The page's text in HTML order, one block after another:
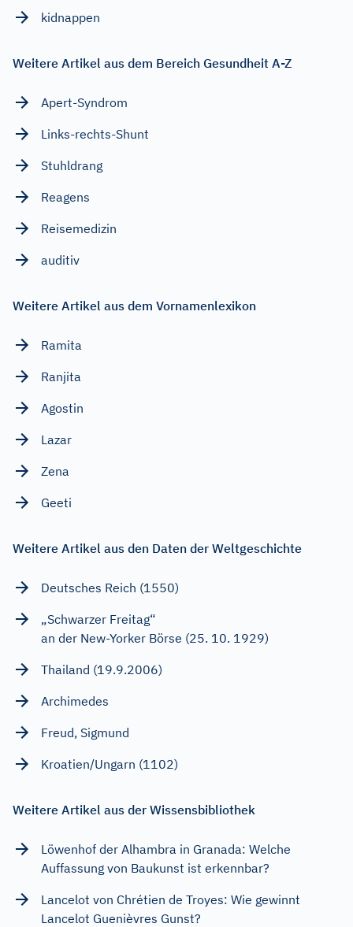
kidnappen
Weitere Artikel aus dem Bereich Gesundheit A-Z
Apert-Syndrom
Links-rechts-Shunt
Stuhldrang
Reagens
Reisemedizin
auditiv
Weitere Artikel aus dem Vornamenlexikon
Ramita
Ranjita
Agostin
Lazar
Zena
Geeti
Weitere Artikel aus den Daten der Weltgeschichte
Deutsches Reich (1550)
„Schwarzer Freitag“
an der New-Yorker Börse (25. 10. 1929)
Thailand (19.9.2006)
Archimedes
Freud, Sigmund
Kroatien/Ungarn (1102)
Weitere Artikel aus der Wissensbibliothek
Löwenhof der Alhambra in Granada: Welche
Auffassung von Baukunst ist erkennbar?
Lancelot von Chrétien de Troyes: Wie gewinnt
Lancelot Guenièvres Gunst?